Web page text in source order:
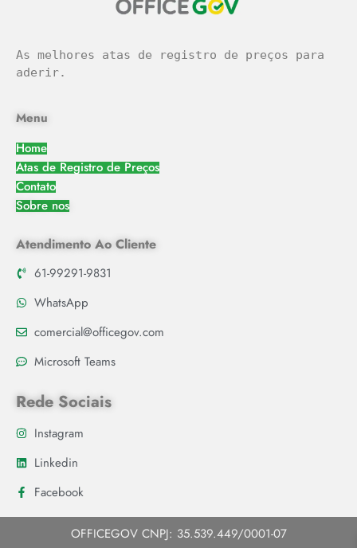
As melhores atas de registro de preços para
aderir.
Menu
Home
Atas de Registro de Preços
Contato
Sobre nos
Atendimento Ao Cliente
61-99291-9831
WhatsApp
comercial@officegov.com
Microsoft Teams
Rede Sociais
Instagram
Linkedin
Facebook
OFFICEGOV CNPJ: 35.539.449/0001-07